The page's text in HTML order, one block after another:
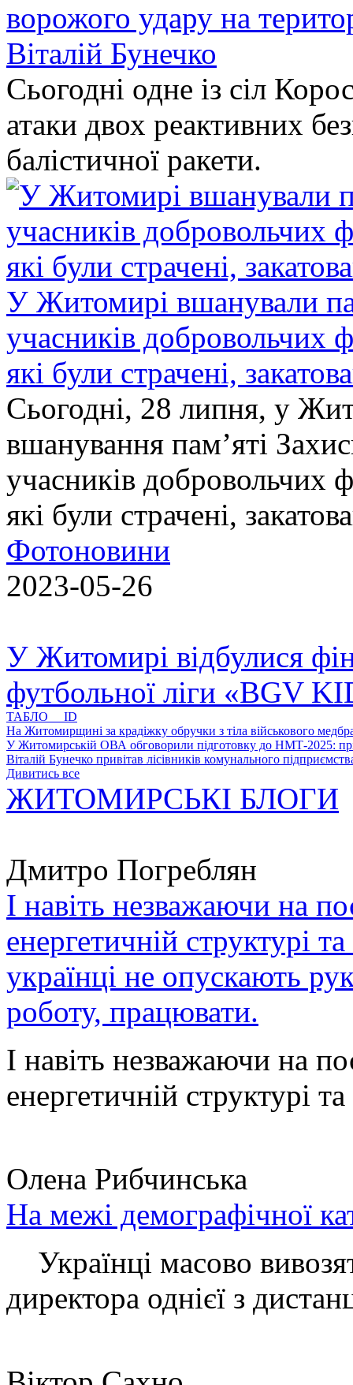
ворожого удару на
Віталій Бунечко
Сьогодні одне із сіл
атаки двох реактивних
балістичної ракети.
У Житомирі вшанували
учасників добровольчих
які були страчені,
Сьогодні, 28 липня, у
вшанування пам’яті
учасників добровольчих
які були страчені,
Фотоновини
2023-05-26
У Житомирі відбулися
футбольної ліги «BGV
ТАБЛО ID
На Житомирщині за крадіжку обручки з тіла військового
У Житомирській ОВА обговорили підготовку до НМТ-2025:
Віталій Бунечко привітав лісівників комунального
Дивитись все
ЖИТОМИРСЬКІ БЛОГИ
Дмитро Погреблян
І навіть незважаючи на
енергетичній структурі
українці не опускають
роботу, працювати.
І навіть незважаючи на
енергетичній структурі
Олена Рибчинська
На межі демографічної
Українці масово
директора однієї з